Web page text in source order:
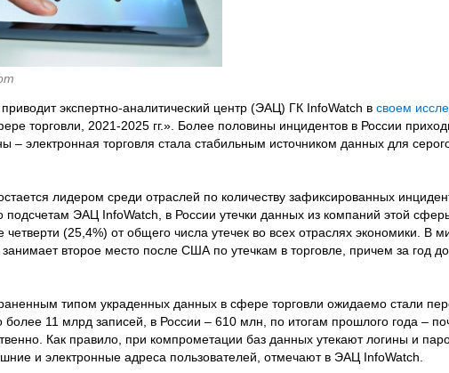
приводит экспертно-аналитический центр (ЭАЦ) ГК InfoWatch в своем
торговли, 2021-2025 гг.». Более половины инцидентов в России
– электронная торговля стала стабильным источником данных для
лидером среди отраслей по количеству зафиксированных
подсчетам ЭАЦ InfoWatch, в России утечки данных из компаний этой
четверти (25,4%) от общего числа утечек во всех отраслях экономики. В
занимает второе место после США по утечкам в торговле, причем за год
типом украденных данных в сфере торговли ожидаемо стали
более 11 млрд записей, в России – 610 млн, по итогам прошлого года –
Как правило, при компрометации баз данных утекают логины и
и электронные адреса пользователей, отмечают в ЭАЦ InfoWatch.